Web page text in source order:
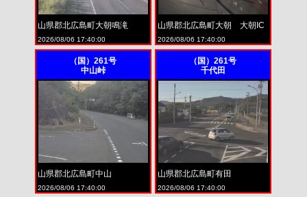
山県郡北広島町大朝鳴滝
2026/08/06 17:40:00
山県郡北広島町大朝 大朝IC
2026/08/06 17:40:00
（国）261号
中山峠
山県郡北広島町中山
2026/08/06 17:40:00
（国）261号
千代田
山県郡北広島町有田
2026/08/06 17:40:00